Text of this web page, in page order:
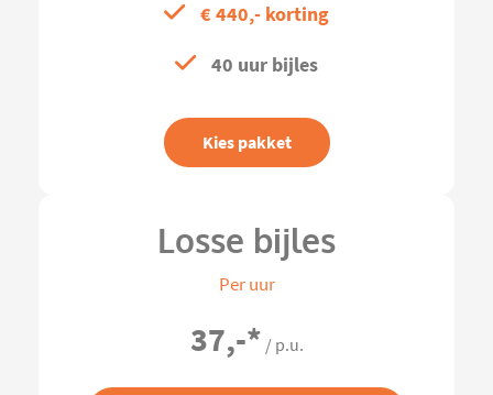
€ 440,- korting
40 uur bijles
Kies pakket
Losse bijles
Per uur
37,-* / p.u.